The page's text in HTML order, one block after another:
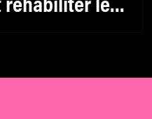
réhabiliter le